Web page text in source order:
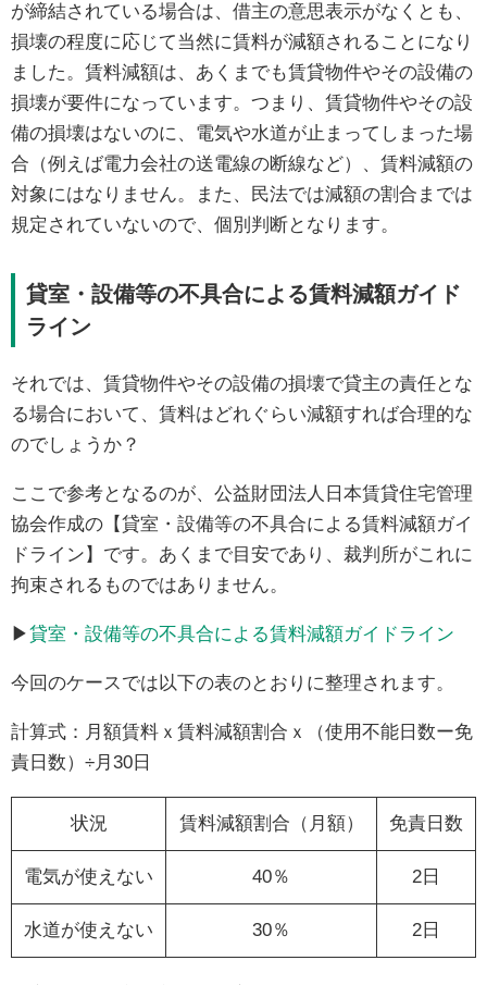
が締結されている場合は、借主の意思表示がなくとも、
損壊の程度に応じて当然に賃料が減額されることになり
ました。賃料減額は、あくまでも賃貸物件やその設備の
損壊が要件になっています。つまり、賃貸物件やその設
備の損壊はないのに、電気や水道が止まってしまった場
合（例えば電力会社の送電線の断線など）、賃料減額の
対象にはなりません。また、民法では減額の割合までは
規定されていないので、個別判断となります。
貸室・設備等の不具合による賃料減額ガイド
ライン
それでは、賃貸物件やその設備の損壊で貸主の責任とな
る場合において、賃料はどれぐらい減額すれば合理的な
のでしょうか？
ここで参考となるのが、公益財団法人日本賃貸住宅管理
協会作成の【貸室・設備等の不具合による賃料減額ガイ
ドライン】です。あくまで目安であり、裁判所がこれに
拘束されるものではありません。
▶貸室・設備等の不具合による賃料減額ガイドライン
今回のケースでは以下の表のとおりに整理されます。
計算式：月額賃料ｘ賃料減額割合ｘ（使用不能日数ー免
責日数）÷月30日
状況 賃料減額割合（月額） 免責日数
電気が使えない 40％ 2日
水道が使えない 30％ 2日